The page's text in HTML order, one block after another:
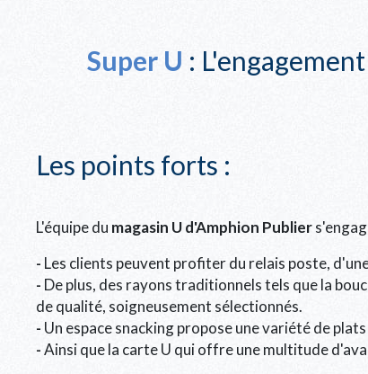
Super U :
Les points forts :
L'équipe du magasin U d'Amphion Publier
- Les clients peuvent profiter du relais poste,
- De plus, des rayons traditionnels tels que la
de qualité, soigneusement sélectionnés.
- Un espace snacking propose une variété de
-Ainsi que la carte U qui offre une multitude